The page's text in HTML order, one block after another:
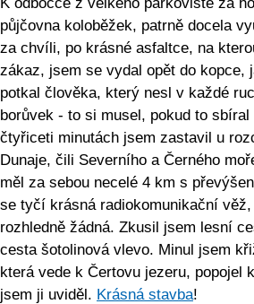
půjčovna koloběžek, patrně docela
za chvíli, po krásné asfaltce, na
zákaz, jsem se vydal opět do kopce,
potkal člověka, který nesl v každé
borůvek - to si musel, pokud to
čtyřiceti minutách jsem zastavil u
Dunaje, čili Severního a Černého
měl za sebou necelé 4 km s
se tyčí krásná radiokomunikační
rozhledně žádná. Zkusil jsem lesní
cesta šotolinová vlevo. Minul jsem
která vede k Čertovu jezeru, popojel
jsem ji uviděl. Krásná stavba!